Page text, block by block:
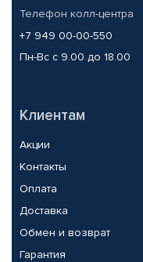
Телефон колл-центра
+7 949 00-00-550
Пн-Вс с 9.00 до 18.00
Клиентам
Акции
Контакты
Оплата
Доставка
Обмен и возврат
Гарантия